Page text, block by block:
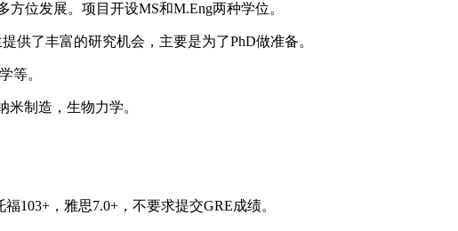
位发展。项目开设MS和M.Eng两种学位。
了丰富的研究机会，主要是为了PhD做准备。
等。
制造，生物力学。
，雅思7.0+，不要求提交GRE成绩。